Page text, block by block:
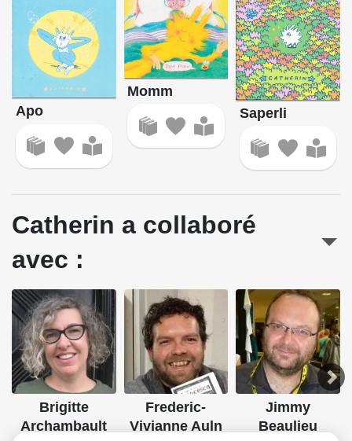
Apo
Momm
Saperli
Catherin a collaboré
avec :
Brigitte
Archambault
Frederic-
Vivianne Auln
Jimmy
Beaulieu